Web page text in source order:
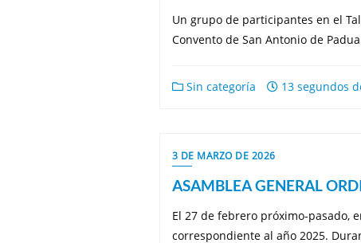
Un grupo de participantes en el
Convento de San Antonio de
Sin categoría 13 segundos
3 DE MARZO DE 2026
ASAMBLEA GENERAL
El 27 de febrero próximo-pasado,
correspondiente al año 2025.